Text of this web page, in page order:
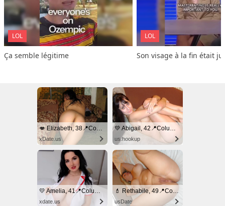
LOL
Ça semble légitime
LOL
Son visage à la fin était